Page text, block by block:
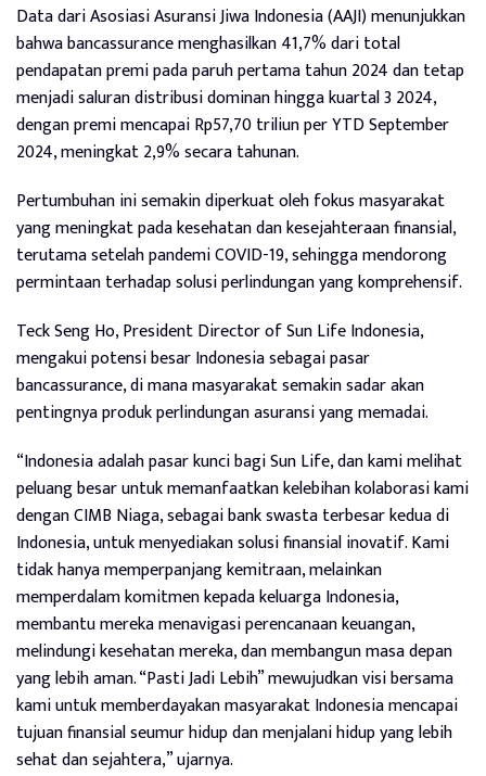
Data dari Asosiasi Asuransi Jiwa Indonesia (AAJI) menunjukkan
bahwa bancassurance menghasilkan 41,7% dari total
pendapatan premi pada paruh pertama tahun 2024 dan tetap
menjadi saluran distribusi dominan hingga kuartal 3 2024,
dengan premi mencapai Rp57,70 triliun per YTD September
2024, meningkat 2,9% secara tahunan.
Pertumbuhan ini semakin diperkuat oleh fokus masyarakat
yang meningkat pada kesehatan dan kesejahteraan finansial,
terutama setelah pandemi COVID-19, sehingga mendorong
permintaan terhadap solusi perlindungan yang komprehensif.
Teck Seng Ho, President Director of Sun Life Indonesia,
mengakui potensi besar Indonesia sebagai pasar
bancassurance, di mana masyarakat semakin sadar akan
pentingnya produk perlindungan asuransi yang memadai.
“Indonesia adalah pasar kunci bagi Sun Life, dan kami melihat
peluang besar untuk memanfaatkan kelebihan kolaborasi kami
dengan CIMB Niaga, sebagai bank swasta terbesar kedua di
Indonesia, untuk menyediakan solusi finansial inovatif. Kami
tidak hanya memperpanjang kemitraan, melainkan
memperdalam komitmen kepada keluarga Indonesia,
membantu mereka menavigasi perencanaan keuangan,
melindungi kesehatan mereka, dan membangun masa depan
yang lebih aman. “Pasti Jadi Lebih” mewujudkan visi bersama
kami untuk memberdayakan masyarakat Indonesia mencapai
tujuan finansial seumur hidup dan menjalani hidup yang lebih
sehat dan sejahtera,” ujarnya.